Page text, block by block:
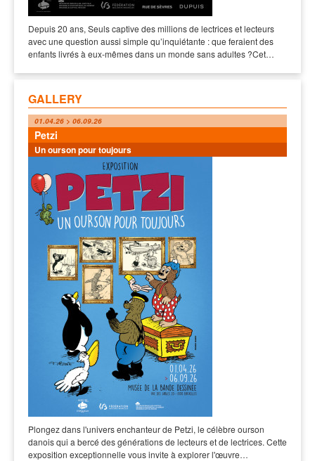
Depuis 20 ans, Seuls captive des millions de lectrices et lecteurs
avec une question aussi simple qu’inquiétante : que feraient des
enfants livrés à eux-mêmes dans un monde sans adultes ?Cet…
GALLERY
01.04.26 > 06.09.26
Petzi
Un ourson pour toujours
Plongez dans l'univers enchanteur de Petzi, le célèbre ourson
danois qui a bercé des générations de lecteurs et de lectrices. Cette
exposition exceptionnelle vous invite à explorer l'œuvre…